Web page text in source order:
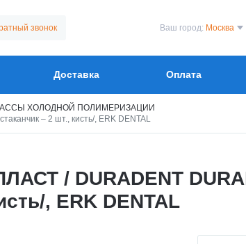
звонок Ваш город: Москва
Доставка Оплата
ХОЛОДНОЙ ПОЛИМЕРИЗАЦИИ
– 2 шт., кисть/, ERK DENTAL
/ DURADENT
, ERK DENTAL